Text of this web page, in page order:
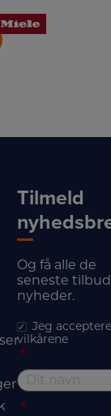
Tilmeld
Og få alle de
seneste
nyheder.
Jeg
vilkårene
*
*